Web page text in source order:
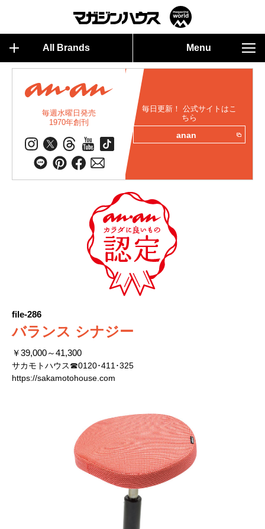
All Brands Menu
毎週水曜日発売
1970年創刊
毎日更新！ 公式サイトはこ
ちら
anan
file-286
バランス シナジー
￥39,000～41,300
サカモトハウス☎0120･411･325
https://sakamotohouse.com